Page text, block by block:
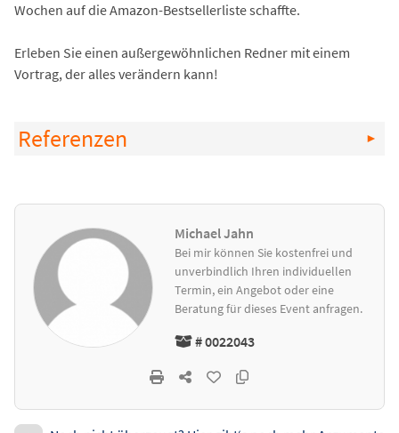
Wochen auf die Amazon-Bestsellerliste schaffte.
Erleben Sie einen außergewöhnlichen Redner mit einem
Vortrag, der alles verändern kann!
Referenzen
Michael Jahn
Bei mir können Sie kostenfrei und
unverbindlich Ihren individuellen
Termin, ein Angebot oder eine
Beratung für dieses Event anfragen.
# 0022043